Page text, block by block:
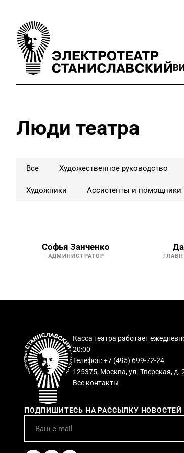
Люди театра
Все Художественное руководство
Художники Ассистенты и помощники
Софья Занченко
АДМИНИСТРАТОР
Касса театра работает
20:00
Телефон: +7 (495) 699-72-24
125375, Москва, ул. Тверская, д.
Все контакты
ПОДПИШИТЕСЬ НА РАССЫЛКУ НОВОСТЕЙ